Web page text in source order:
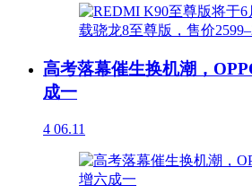
高考落幕催生换机潮，
成一
4 06.11